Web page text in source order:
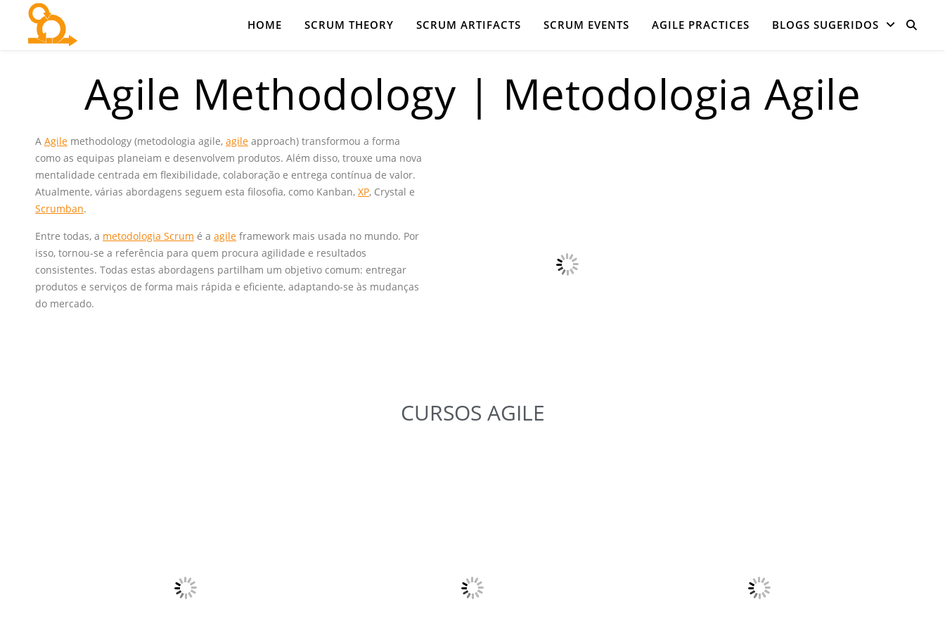
HOME SCRUM THEORY SCRUM ARTIFACTS SCRUM EVENTS AGILE PRACTICES BLOGS SUGERIDOS
Agile Methodology | Metodologia Agile
A Agile methodology (metodologia agile, agile approach) transformou a forma
como as equipas planeiam e desenvolvem produtos. Além disso, trouxe uma nova
mentalidade centrada em flexibilidade, colaboração e entrega contínua de valor.
Atualmente, várias abordagens seguem esta filosofia, como Kanban, XP, Crystal e
Scrumban.
Entre todas, a metodologia Scrum é a agile framework mais usada no mundo. Por
isso, tornou-se a referência para quem procura agilidade e resultados
consistentes. Todas estas abordagens partilham um objetivo comum: entregar
produtos e serviços de forma mais rápida e eficiente, adaptando-se às mudanças
do mercado.
CURSOS AGILE